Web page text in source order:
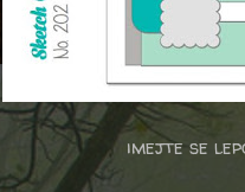
imejte se